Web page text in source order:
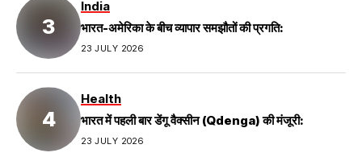
India
भारत-अमेरिका के बीच व्यापार समझौतों की प्रगति:
23 JULY 2026
Health
भारत में पहली बार डेंगू वैक्सीन (Qdenga) की मंजूरी:
23 JULY 2026